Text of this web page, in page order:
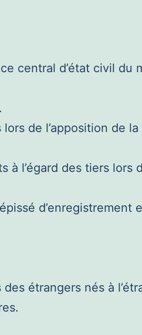
central d’état civil du
de l’apposition de
l’égard des tiers lors
d’enregistrement
étrangers nés à